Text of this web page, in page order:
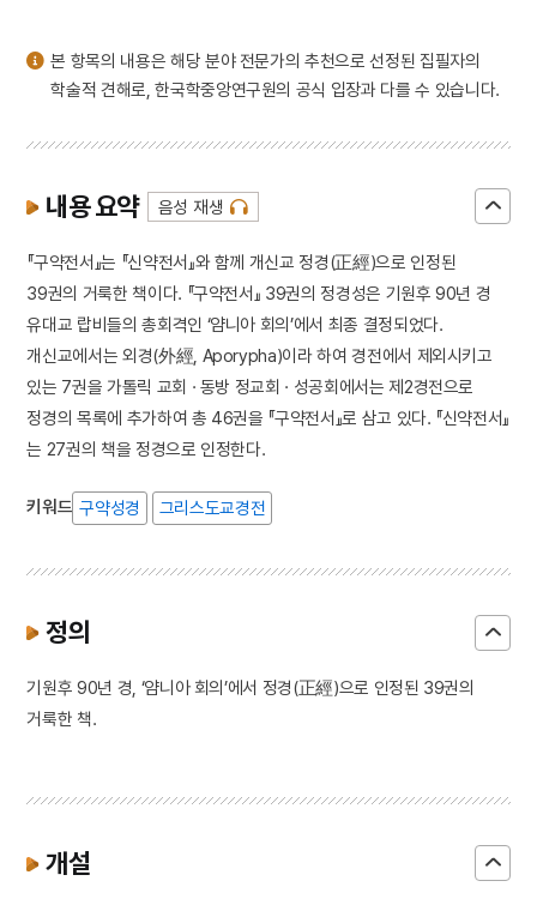
6 낙동강
7 부일영화상
10 전우치전
본 항목의 내용은 해당 분야 전문가의 추천으로 선정된 집필자의
학술적 견해로, 한국학중앙연구원의 공식 입장과 다를 수 있습니다.
내용 요약 음성 재생
『구약전서』는 『신약전서』와 함께 개신교 정경(正經)으로 인정된
39권의 거룩한 책이다. 『구약전서』 39권의 정경성은 기원후 90년 경
유대교 랍비들의 총회격인 ‘얌니아 회의’에서 최종 결정되었다.
개신교에서는 외경(外經, Aporypha)이라 하여 경전에서 제외시키고
있는 7권을 가톨릭 교회 · 동방 정교회 · 성공회에서는 제2경전으로
정경의 목록에 추가하여 총 46권을 『구약전서』로 삼고 있다. 『신약전서』
는 27권의 책을 정경으로 인정한다.
키워드 구약성경 그리스도교경전
정의
기원후 90년 경, ‘얌니아 회의’에서 정경(正經)으로 인정된 39권의
거룩한 책.
개설